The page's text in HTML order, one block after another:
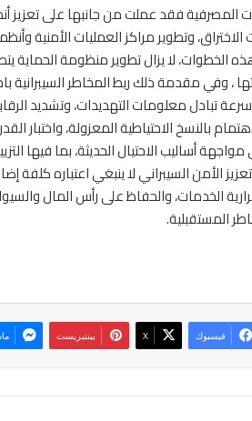
المصرفية فقد عملت من جانبها على تعزيز
الاختراق، وتطوير مراكز العمليات الأمنية
الخطوات، لا يزال تطوير منظومة الحماية
، وفي مقدمة ذلك ربط المخاطر
سرعة تبادل معلومات التهديدات، وتشديد
بالنسخ الاحتياطية المعزولة، واختبار
أساليب الاحتيال الحديثة، بما فيها
الأمن السيبراني لا ينبغي اعتباره
الخدمات، والحفاظ على رأس المال
المستقبلية.
فيسبوك ‫X بينتيريست